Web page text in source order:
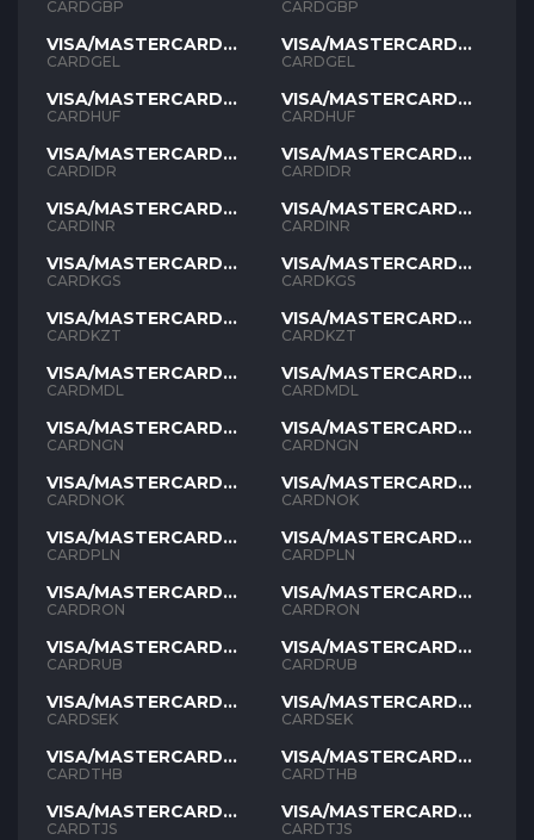
GBP
CARDGBP
VISA/MASTERCARD
GEL
CARDGEL
VISA/MASTERCARD
HUF
CARDHUF
VISA/MASTERCARD
IDR
CARDIDR
VISA/MASTERCARD
INR
CARDINR
VISA/MASTERCARD
KGS
CARDKGS
VISA/MASTERCARD
KZT
CARDKZT
VISA/MASTERCARD
MDL
CARDMDL
VISA/MASTERCARD
NGN
CARDNGN
VISA/MASTERCARD
NOK
CARDNOK
VISA/MASTERCARD
PLN
CARDPLN
VISA/MASTERCARD
RON
CARDRON
VISA/MASTERCARD
RUB
CARDRUB
VISA/MASTERCARD
SEK
CARDSEK
VISA/MASTERCARD
THB
CARDTHB
VISA/MASTERCARD
TJS
CARDTJS
GBP
CARDGBP
VISA/MASTERCARD
GEL
CARDGEL
VISA/MASTERCARD
HUF
CARDHUF
VISA/MASTERCARD
IDR
CARDIDR
VISA/MASTERCARD
INR
CARDINR
VISA/MASTERCARD
KGS
CARDKGS
VISA/MASTERCARD
KZT
CARDKZT
VISA/MASTERCARD
MDL
CARDMDL
VISA/MASTERCARD
NGN
CARDNGN
VISA/MASTERCARD
NOK
CARDNOK
VISA/MASTERCARD
PLN
CARDPLN
VISA/MASTERCARD
RON
CARDRON
VISA/MASTERCARD
RUB
CARDRUB
VISA/MASTERCARD
SEK
CARDSEK
VISA/MASTERCARD
THB
CARDTHB
VISA/MASTERCARD
TJS
CARDTJS